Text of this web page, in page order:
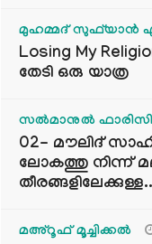
മുഹമ്മദ് സുഫ്‌യാൻ
Losing My
തേടി ഒരു യാത്ര
സൽമാനുൽ
02- മൗലിദ്
ലോകത്തു നിന്ന്
മഅ്റൂഫ് മൂച്ചിക്കല്‍